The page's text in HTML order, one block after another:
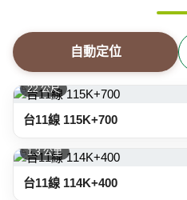
自動定位
22 公尺
台11線 115K+700
1.3 公里
台11線 114K+400